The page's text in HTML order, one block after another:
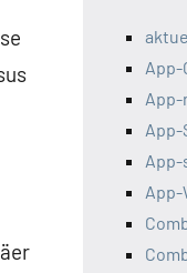
App-
App-